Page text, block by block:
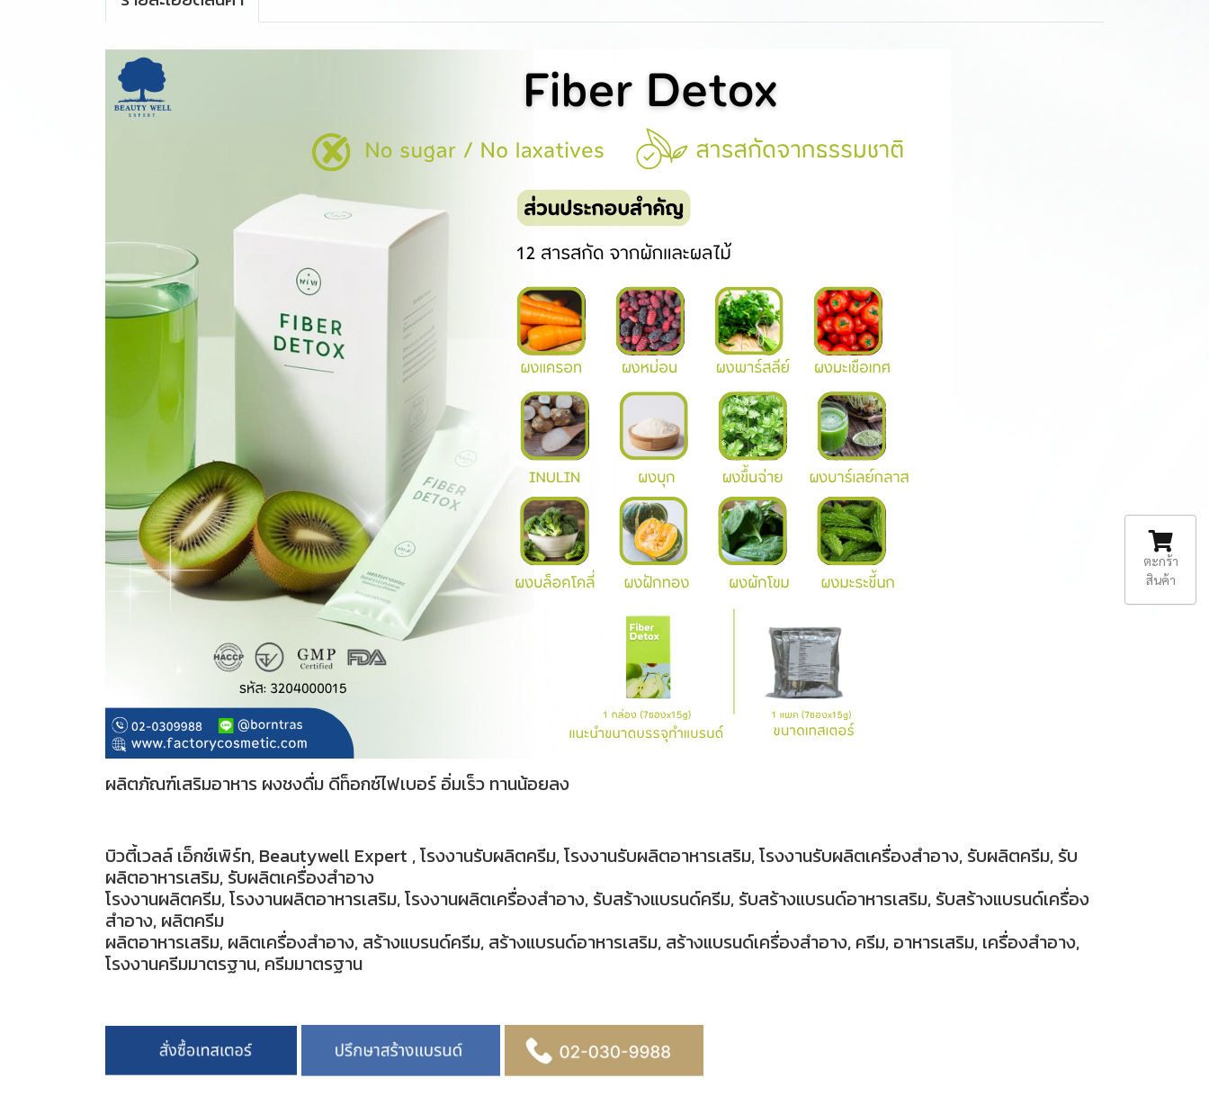
ผลิตภัณฑ์เสริมอาหาร ผงชงดื่ม ดีท็อกซ์ไฟเบอร์ อิ่มเร็ว ทานน้อยลง
บิวตี้เวลล์ เอ็กซ์เพิร์ท, Beautywell Expert , โรงงานรับผลิตครีม, โรงงานรับผลิตอาหารเสริม, โรงงานรับผลิตเครื่องสำอาง, รับผลิตครีม, รับ
ผลิตอาหารเสริม, รับผลิตเครื่องสำอาง
โรงงานผลิตครีม, โรงงานผลิตอาหารเสริม, โรงงานผลิตเครื่องสําอาง, รับสร้างแบรนด์ครีม, รับสร้างแบรนด์อาหารเสริม, รับสร้างแบรนด์เครื่อง
สำอาง, ผลิตครีม
ผลิตอาหารเสริม, ผลิตเครื่องสำอาง, สร้างแบรนด์ครีม, สร้างแบรนด์อาหารเสริม, สร้างแบรนด์เครื่องสำอาง, ครีม, อาหารเสริม, เครื่องสำอาง,
โรงงานครีมมาตรฐาน, ครีมมาตรฐาน
ตะกร้า
สินค้า